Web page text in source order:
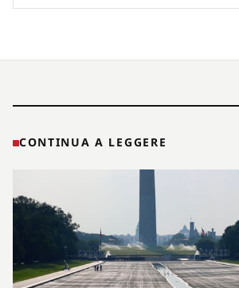
CONTINUA A LEGGERE